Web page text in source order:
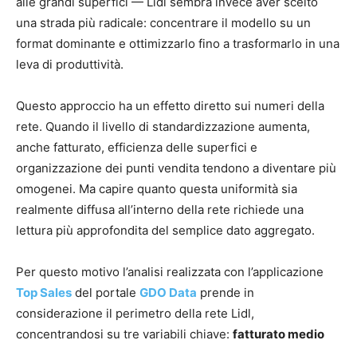
una strada più radicale: concentrare il modello su un
format dominante e ottimizzarlo fino a trasformarlo in una
leva di produttività.
Questo approccio ha un effetto diretto sui numeri della
rete. Quando il livello di standardizzazione aumenta,
anche fatturato, efficienza delle superfici e
organizzazione dei punti vendita tendono a diventare più
omogenei. Ma capire quanto questa uniformità sia
realmente diffusa all’interno della rete richiede una
lettura più approfondita del semplice dato aggregato.
Per questo motivo l’analisi realizzata con l’applicazione
Top Sales del portale GDO Data prende in
considerazione il perimetro della rete Lidl,
concentrandosi su tre variabili chiave: fatturato medio